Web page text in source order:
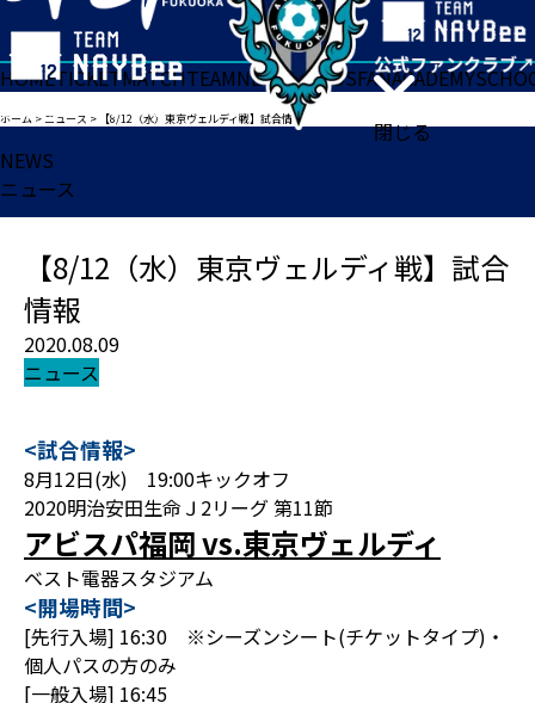
閉じる
HOMETICKETMATCHTEAMNEWSGOODSFANACADEMY
ホーム >ニュース > 【8/12（水）東京ヴェルディ戦】試合情報
NEWS
ニュース
【8/12（水）東京ヴェルディ戦】試合
情報
2020.08.09
ニュース
<試合情報>
8月12日(水) 19:00キックオフ
2020明治安田生命Ｊ2リーグ 第11節
アビスパ福岡 vs.東京ヴェルディ
ベスト電器スタジアム
<開場時間>
[先行入場] 16:30 ※シーズンシート(チケットタイプ)・
個人パスの方のみ
[一般入場] 16:45